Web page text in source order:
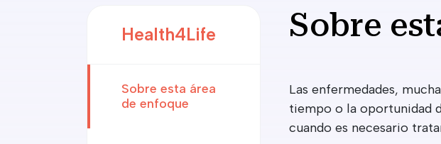
Health4Life
Sobre esta área
de enfoque
Sobre
Las enfermedades,
tiempo o la oportunidad
cuando es necesario